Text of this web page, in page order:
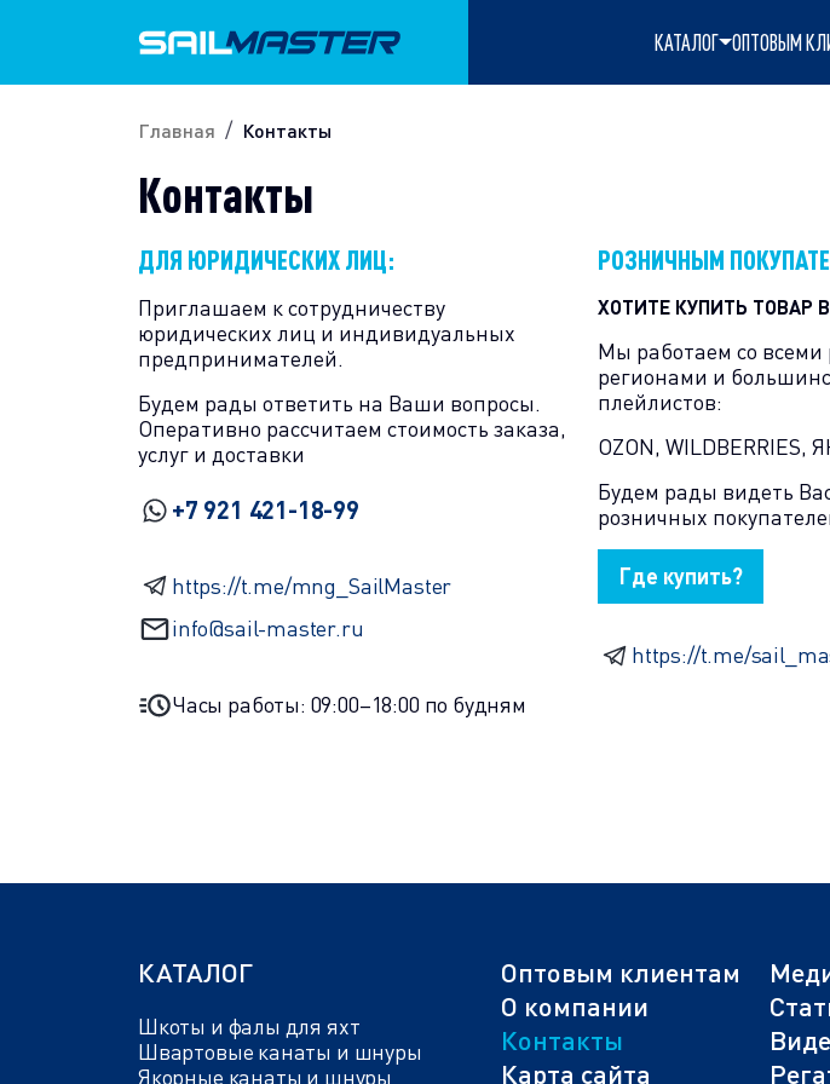
КАТАЛОГ ОПТОВЫМ
Главная Контакты
Контакты
ДЛЯ ЮРИДИЧЕСКИХ ЛИЦ:
Приглашаем к сотрудничеству
юридических лиц и индивидуальных
предпринимателей.
Будем рады ответить на Ваши вопросы.
Оперативно рассчитаем стоимость заказа,
услуг и доставки
+7 921 421-18-99
https://t.me/mng_SailMaster
info@sail-master.ru
Часы работы: 09:00–18:00 по будням
РОЗНИЧНЫМ
ХОТИТЕ КУПИТЬ ТОВАР
Мы работаем со всеми
регионами и
плейлистов:
OZON,
Будем рады видеть
розничных
Где купить?
https://t.me/
КАТАЛОГ
Шкоты и фалы для яхт
Швартовые канаты и шнуры
Якорные канаты и шнуры
Оптовым клиентам
О компании
Контакты
Карта сайта